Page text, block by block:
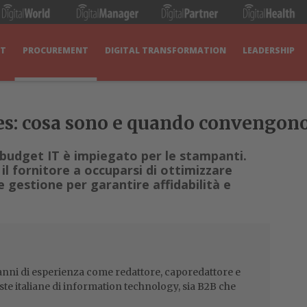
PROCUREMENT DIGITAL TRANSFORMATION LEADERSHIP
cosa sono e quando
IT è impiegato per le stampanti.
fornitore a occuparsi di ottimizzare
gestione per garantire affidabilità e
di esperienza come redattore, caporedattore e
italiane di information technology, sia B2B che